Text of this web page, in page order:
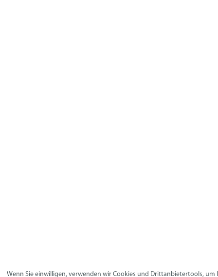
Wenn Sie einwilligen, verwenden wir Cookies und Drittanbietertools, um